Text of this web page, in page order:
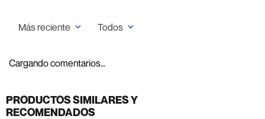
Más reciente Todos
Cargando comentarios…
PRODUCTOS SIMILARES Y
RECOMENDADOS